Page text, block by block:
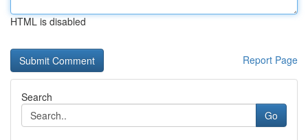
HTML is disabled
Report Page
Search
Go